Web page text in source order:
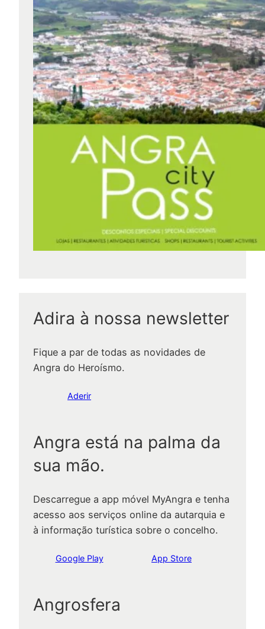
i
t
y
P
a
s
s
Adira à nossa newsletter
Fique a par de todas as novidades de
Angra do Heroísmo.
Aderir
Angra está na palma da
sua mão.
Descarregue a app móvel MyAngra e tenha
acesso aos serviços online da autarquia e
à informação turística sobre o concelho.
Google Play App Store
Angrosfera